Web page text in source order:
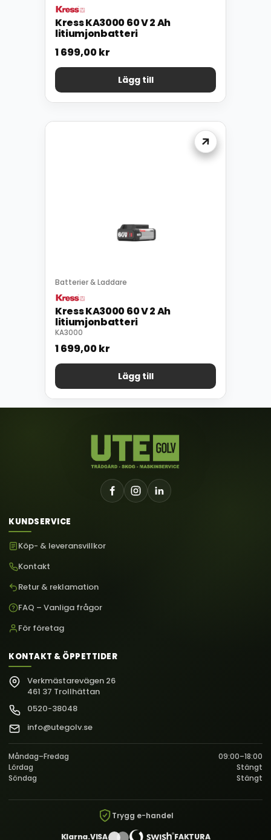
Kress KA3000 60 V 2 Ah
litiumjonbatteri
1 699,00kr
Lägg till
Batterier & Laddare
Kress KA3000 60 V 2 Ah
litiumjonbatteri
KA3000
1 699,00kr
Lägg till
KUNDSERVICE
Köp- & leveransvillkor
Kontakt
Retur & reklamation
FAQ – Vanliga frågor
För företag
KONTAKT & ÖPPETTIDER
Verkmästarevägen 26
461 37 Trollhättan
0520-38048
info@utegolv.se
Måndag–Fredag
09:00–18:00
Lördag
Stängt
Söndag
Stängt
Trygg e-handel
Klarna.VISA FAKTURA